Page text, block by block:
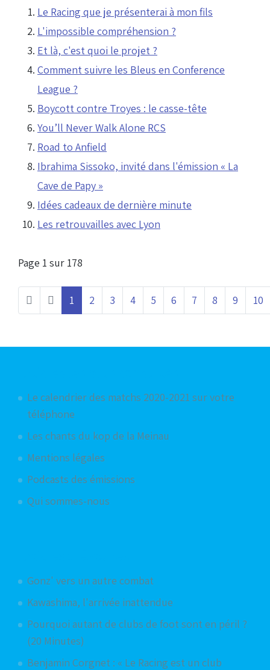
Le Racing que je présenterai à mon fils
L'impossible compréhension ?
Et là, c'est quoi le projet ?
Comment suivre les Bleus en Conference
League ?
Boycott contre Troyes : le casse-tête
You’ll Never Walk Alone RCS
Road to Anfield
Ibrahima Sissoko, invité dans l'émission « La
Cave de Papy »
Idées cadeaux de dernière minute
Les retrouvailles avec Lyon
Page 1 sur 178
1 2 3 4 5 6 7 8 9 10
Le calendrier des matchs 2020-2021 sur votre
téléphone
Les chants du kop de la Meinau
Mentions légales
Podcasts des émissions
Qui sommes-nous
Gonz' vers un autre combat
Kawashima, l'arrivée inattendue
Pourquoi autant de clubs de foot sont en péril ?
(20 Minutes)
Benjamin Corgnet : « Le Racing est un club